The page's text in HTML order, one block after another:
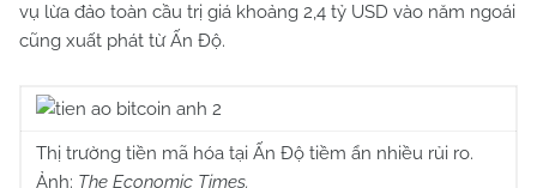
vụ lừa đảo toàn cầu trị giá khoảng 2,4 tỷ USD vào năm ngoái
cũng xuất phát từ Ấn Độ.
Thị trường tiền mã hóa tại Ấn Độ tiềm ẩn nhiều rủi ro.
Ảnh: The Economic Times.